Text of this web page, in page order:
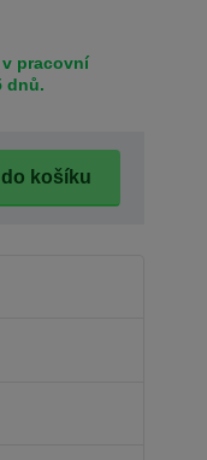
v pracovní
dnů.
do košíku